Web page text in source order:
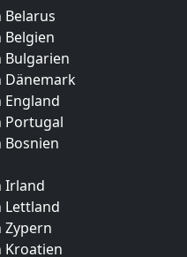
Bulgarien
Dänemark
Portugal
Irland
Lettland
Zypern
Kroatien